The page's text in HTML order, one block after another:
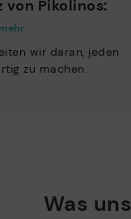
von Pikolinos:
wir daran, jeden
zu machen.
Was